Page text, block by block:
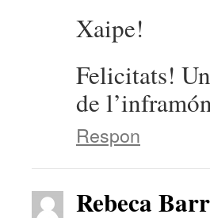
Xaipe!
Felicitats!
de
Respon
Rebeca